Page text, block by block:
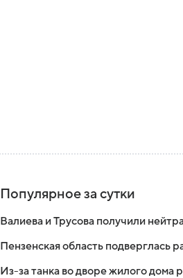
Популярное за сутки
Валиева и Трусова получили
Пензенская область подверглась
Из-за танка во дворе жилого дома